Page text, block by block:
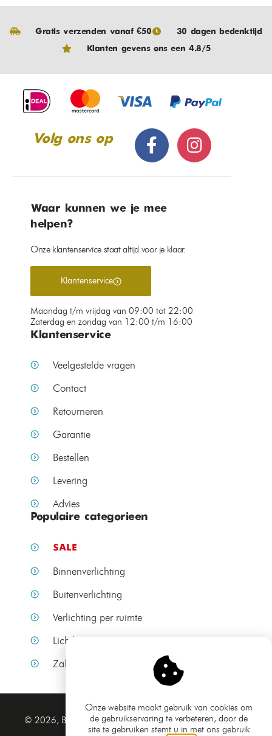
Gratis verzenden vanaf €50
30 dagen bedenktijd
Klanten gevens ons een 4.8/5
Volg ons op
Waar kunnen we je mee
helpen?
Onze klantenservice staat altijd voor je klaar.
Klantenservice
Maandag t/m vrijdag van 09:00 tot 22:00
Zaterdag en zondag van 12:00 t/m 16:00
Klantenservice
Veelgestelde vragen
Contact
Retourneren
Garantie
Bestellen
Levering
Advies
Populaire categorieen
SALE
Binnenverlichting
Buitenverlichting
Verlichting per ruimte
Lichtbronnen
Zakelijke verlichting
© 2026, Bamled.nl
Algemene voorwaarden
Privacy verklaring
Onze website maakt gebruik van cookies om
de gebruikservaring te verbeteren, door de
site te gebruiken stemt u in met ons gebruik